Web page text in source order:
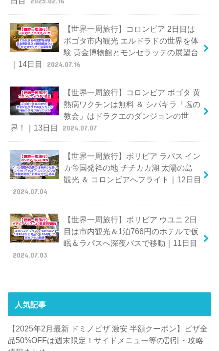
【世界一周旅行】コロンビア 2日目は
ボゴタ市内観光 エルドラドの世界を体
験 黄金博物館とモンセラッテの展望台
｜14日目
2024.07.16
【世界一周旅行】コロンビア ボゴタ 黄
熱病ワクチンは無料 ＆ シパキラ「塩の
教会」はドラクエのダンジョンの世
界！｜13日目
2024.07.07
【世界一周旅行】ボリビア ラパス イン
カ帝国発祥の地 チチカカ湖 太陽の島
観光 ＆ コロンビアへフライト｜12日目
2024.07.04
【世界一周旅行】ボリビア ウユニ 2日
目は市内観光＆1泊766円のホテルで仮
眠＆ラパスへ深夜バスで移動｜11日目
2024.07.03
人気記事
【2025年2月最新 ドミノピザ 激安 半額クーポン】ピザ全
品50%OFFは週末限定！サイドメニュー等の割引・攻略